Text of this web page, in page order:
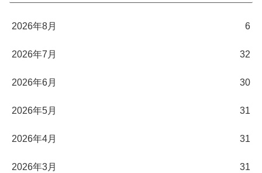
2026年8月 6
2026年7月 32
2026年6月 30
2026年5月 31
2026年4月 31
2026年3月 31